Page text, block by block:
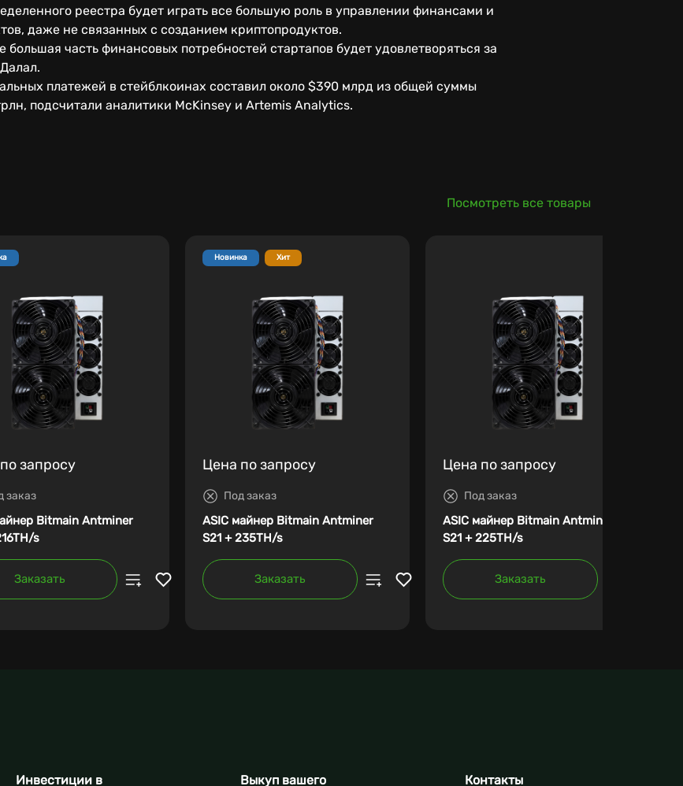
реестра будет играть все большую роль в управлении финансами и
даже не связанных с созданием криптопродуктов.
часть финансовых потребностей стартапов будет удовлетворяться за
платежей в стейблкоинах составил около $390 млрд из общей суммы
подсчитали аналитики McKinsey и Artemis Analytics.
Посмотреть все товары
запросу
заказ
Bitmain Antminer
s
Заказать
Новинка Хит
Цена по запросу
Под заказ
ASIC майнер Bitmain Antminer
S21 + 235TH/s
Заказать
Цена по запросу
Под заказ
ASIC майнер Bitmain Antminer
S21 + 225TH/s
Заказать
Инвестиции в Выкуп вашего Контакты